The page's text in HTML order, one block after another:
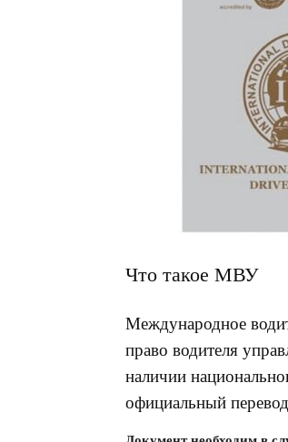
Что такое МВУ
Международное
право водителя
наличии
официальный